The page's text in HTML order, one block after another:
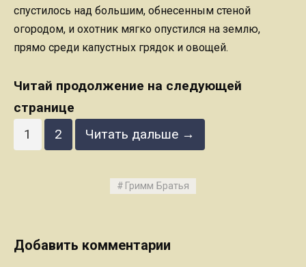
спустилось над большим, обнесенным стеной
огородом, и охотник мягко опустился на землю,
прямо среди капустных грядок и овощей.
Читай продолжение на следующей
странице
1
2 Читать дальше →
Гримм Братья
Добавить комментарии